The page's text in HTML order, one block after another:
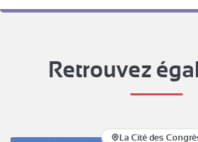
Retrouvez
La Cité des